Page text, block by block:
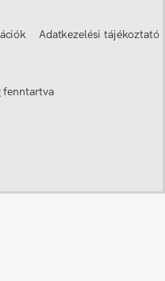
Adatkezelési tájékoztató
fenntartva